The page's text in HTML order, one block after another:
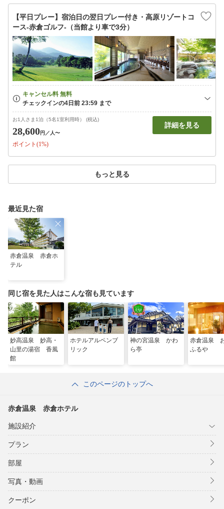
【平日プレー】宿泊日の翌日プレー付き・高原リゾートコ
ース-赤倉ゴルフ-（当館より車で3分）
お1人さま1泊（5名1室利用時） (税込)
28,600円 ／人〜
ポイント(1%)
詳細を見る
もっと見る
最近見た宿
赤倉温泉 赤倉ホ
テル
同じ宿を見た人はこんな宿も見ています
妙高温泉 妙高・
山里の湯宿 香風
館
ホテルアルペンブ
リック
神の宮温泉 かわ
ら亭
赤倉温泉
ふるや
このページのトップへ
赤倉温泉 赤倉ホテル
施設紹介
プラン
部屋
写真・動画
クーポン